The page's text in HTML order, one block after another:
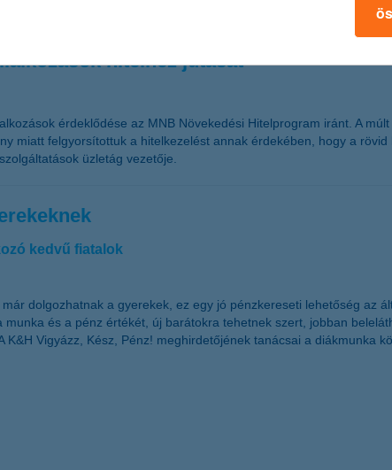
hitelhez jutását
érdeklődése az MNB Növekedési Hitelprogram iránt. A
miatt felgyorsítottuk a hitelkezelést annak érdekében, hogy a
üzletág vezetője.
kedvű fiatalok
dolgozhatnak a gyerekek, ez egy jó pénzkereseti lehetőség az
és a pénz értékét, új barátokra tehetnek szert, jobban
Vigyázz, Kész, Pénz! meghirdetőjének tanácsai a diákmunka